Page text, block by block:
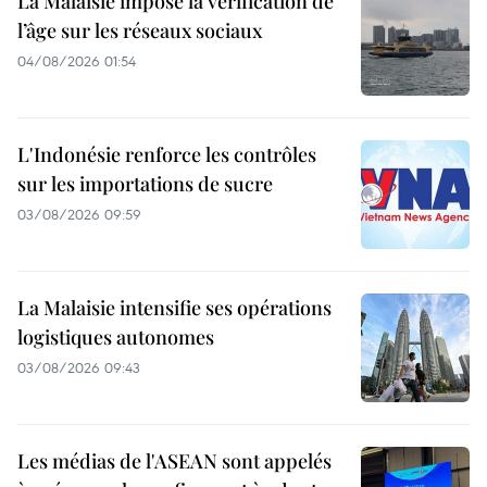
l’âge sur les réseaux sociaux
04/08/2026 01:54
L'Indonésie renforce les contrôles
sur les importations de sucre
03/08/2026 09:59
La Malaisie intensifie ses opérations
logistiques autonomes
03/08/2026 09:43
Les médias de l'ASEAN sont appelés